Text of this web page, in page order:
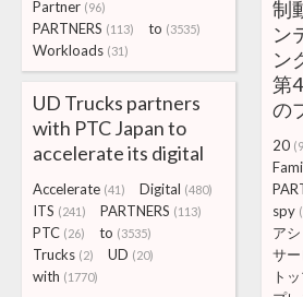
Partner (96)
PARTNERS (113) to (3535)
Workloads (31)
制
ン
ン
第
の
20
spy
アシ
サー
ト
UD Trucks partners
with PTC Japan to
accelerate its digital
Accelerate (41) Digital (480)
ITS (241) PARTNERS (113)
PTC (26) to (3535)
Trucks (2) UD (20)
with (1770)